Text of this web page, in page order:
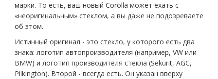
марки. То есть, ваш новый Corolla может ехать с
«неоригинальным» стеклом, а вы даже не подозреваете
об этом.
Истинный оригинал - это стекло, у которого есть два
знака: логотип автопроизводителя (например, VW или
BMW) и логотип производителя стекла (Sekurit, AGC,
Pilkington). Второй - всегда есть. Он указан вверху